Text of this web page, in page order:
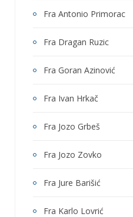
Fra Antonio Primorac
Fra Dragan Ruzic
Fra Goran Azinović
Fra Ivan Hrkač
Fra Jozo Grbeš
Fra Jozo Zovko
Fra Jure Barišić
Fra Karlo Lovrić